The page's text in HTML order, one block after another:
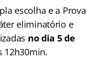
escolha e a Prova
eliminatório e
no dia 5 de
12h30min.